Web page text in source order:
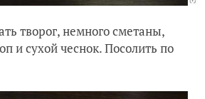
творог, немного сметаны,
и сухой чеснок. Посолить по